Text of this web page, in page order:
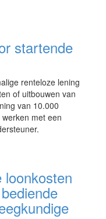
startende
renteloze lening
of uitbouwen van
van 10.000
met een
loonkosten